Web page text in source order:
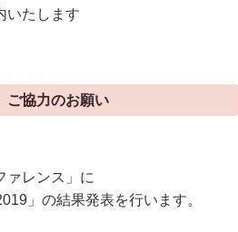
いたします
ご協力のお願い
ァレンス」に
」の結果発表を行います。